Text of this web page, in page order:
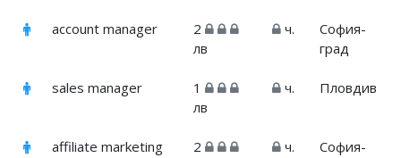
account manager
2
лв
ч.
София-
град
sales manager
1
лв
ч. Пловдив
affiliate marketing
2
ч.
София-